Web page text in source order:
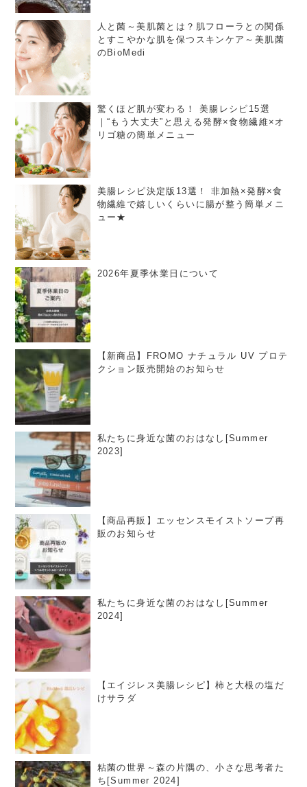
人と菌～美肌菌とは？肌フローラとの関係
とすこやかな肌を保つスキンケア～美肌菌
のBioMedi
驚くほど肌が変わる！ 美腸レシピ15選
｜“もう大丈夫”と思える発酵×食物繊維×オ
リゴ糖の簡単メニュー
美腸レシピ決定版13選！ 非加熱×発酵×食
物繊維で嬉しいくらいに腸が整う簡単メニ
ュー★
2026年夏季休業日について
【新商品】FROMO ナチュラル UV プロテ
クション販売開始のお知らせ
私たちに身近な菌のおはなし[Summer
2023]
【商品再販】エッセンスモイストソープ再
販のお知らせ
私たちに身近な菌のおはなし[Summer
2024]
【エイジレス美腸レシピ】柿と大根の塩だ
けサラダ
粘菌の世界～森の片隅の、小さな思考者た
ち[Summer 2024]